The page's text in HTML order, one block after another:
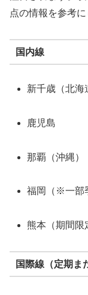
点の情報を参考に
国内線
新千歳（北海
鹿児島
那覇（沖縄）
福岡（※一部
熊本（期間限
国際線（定期ま